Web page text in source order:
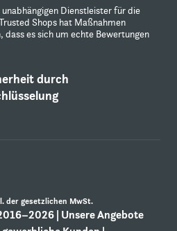
Dienstleister für die
Shops hat Maßnahmen
es sich um echte Bewertungen
durch
der gesetzlichen MwSt.
| Unsere Angebote